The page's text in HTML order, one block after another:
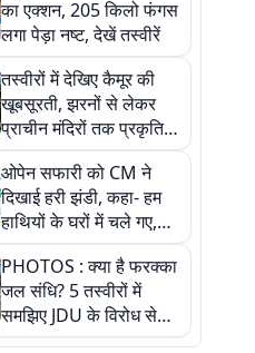
का एक्शन, 205 किलो फंगस
लगा पेड़ा नष्ट, देखें तस्वीरें
तस्वीरों में देखिए कैमूर की
खूबसूरती, झरनों से लेकर
प्राचीन मंदिरों तक प्रकृति
और आस्था का अद्भुत संगम
ओपेन सफारी को CM ने
दिखाई हरी झंडी, कहा- हम
हाथियों के घरों में चले गए,
देखें तस्वीरें
PHOTOS : क्या है फरक्का
जल संधि? 5 तस्वीरों में
समझिए JDU के विरोध से
लेकर बिहार पर असर तक